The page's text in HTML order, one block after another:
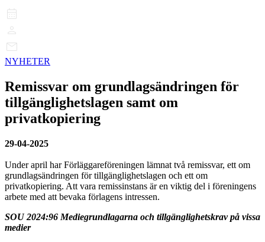
NYHETER
Remissvar om grundlagsändringen för
tillgänglighetslagen samt om
privatkopiering
29-04-2025
Under april har Förläggareföreningen lämnat två remissvar, ett om
grundlagsändringen för tillgänglighetslagen och ett om
privatkopiering. Att vara remissinstans är en viktig del i föreningens
arbete med att bevaka förlagens intressen.
SOU 2024:96 Mediegrundlagarna och tillgänglighetskrav på vissa
medier